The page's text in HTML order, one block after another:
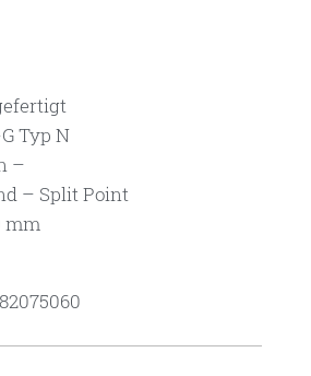
Typ N
–
– Split Point
mm